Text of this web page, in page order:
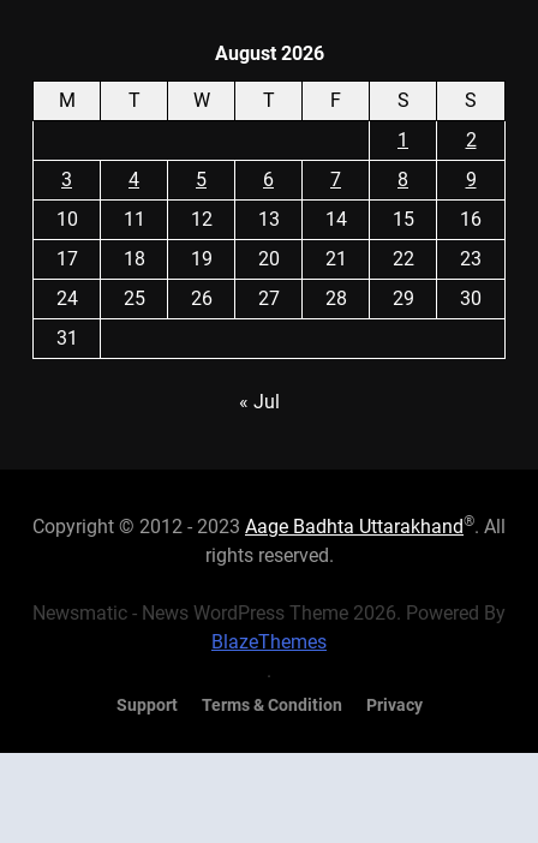
August 2026
M T W T F S
S
1
2
3
4 5 6 7 8
9
10
11 12 13 14 15
16
17
18 19 20 21 22
23
24
25 26 27 28 29
30
31
« Jul
Copyright © 2012 - 2023 Aage Badhta Uttarakhand®. All
rights reserved.
Newsmatic - News WordPress Theme 2026. Powered By
BlazeThemes
.
Support Terms & Condition Privacy